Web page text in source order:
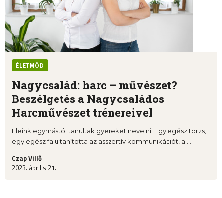
ÉLETMÓD
Nagycsalád: harc – művészet?
Beszélgetés a Nagycsaládos
Harcművészet trénereivel
Eleink egymástól tanultak gyereket nevelni. Egy egész törzs,
egy egész falu tanította az asszertív kommunikációt, a ...
Czap Villő
2023. április 21.